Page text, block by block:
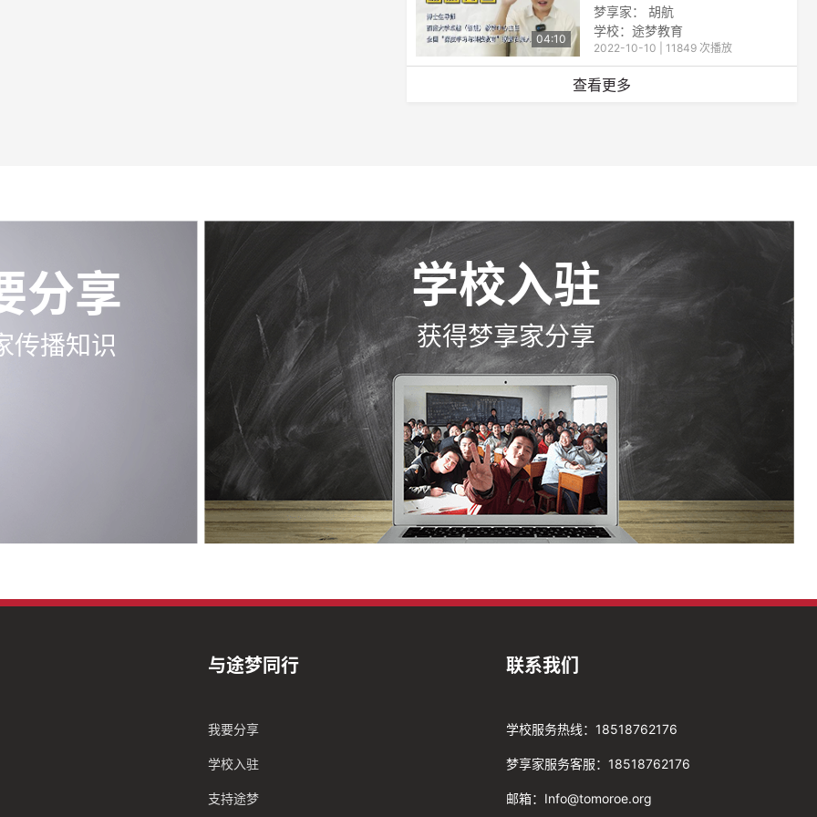
04:10
梦享家： 胡航
学校： 途梦教育
2022-10-10 | 11849 次播放
查看更多
分享
传播知识
学校入驻
获得梦享家分享
与途梦同行
我要分享
学校入驻
支持途梦
联系我们
学校服务热线：18518762176
梦享家服务客服：18518762176
邮箱：Info@tomoroe.org